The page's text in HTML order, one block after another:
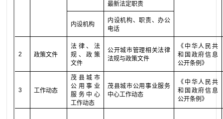
最新法定职责
内设机构
内设机构、职责、办公
电话
2 政策文件
法律、法
规、政策
文件
公开城市管理相关法律
法规与政策文件
《中华人民共
和国政府信息
公开条例》
3 工作动态
茂县城市
公用事业
服务中心
工作动态
茂县城市公用事业服务
中心工作动态
《中华人民共
和国政府信息
公开条例》